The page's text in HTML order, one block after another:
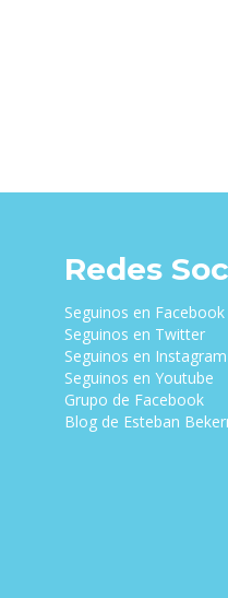
Redes
Seguinos en Facebook
Seguinos en Twitter
Seguinos en Instagram
Seguinos en Youtube
Grupo de Facebook
Blog de Esteban